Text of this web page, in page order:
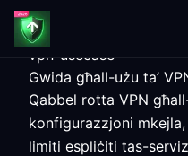
vpn-usecase
Gwida għall-użu ta’
Qabbel rotta VPN
konfigurazzjoni
limiti espliċiti tas-